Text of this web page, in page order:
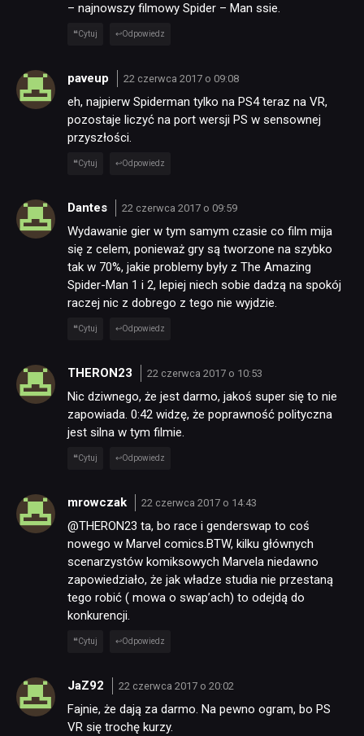
– najnowszy filmowy Spider – Man ssie.
Cytuj Odpowiedz
paveup 22 czerwca 2017 o 09:08
eh, najpierw Spiderman tylko na PS4 teraz na VR,
pozostaje liczyć na port wersji PS w sensownej
przyszłości.
Cytuj Odpowiedz
Dantes 22 czerwca 2017 o 09:59
Wydawanie gier w tym samym czasie co film mija
się z celem, ponieważ gry są tworzone na szybko
tak w 70%, jakie problemy były z The Amazing
Spider-Man 1 i 2, lepiej niech sobie dadzą na spokój
raczej nic z dobrego z tego nie wyjdzie.
Cytuj Odpowiedz
THERON23 22 czerwca 2017 o 10:53
Nic dziwnego, że jest darmo, jakoś super się to nie
zapowiada. 0:42 widzę, że poprawność polityczna
jest silna w tym filmie.
Cytuj Odpowiedz
mrowczak 22 czerwca 2017 o 14:43
@THERON23 ta, bo race i genderswap to coś
nowego w Marvel comics.BTW, kilku głównych
scenarzystów komiksowych Marvela niedawno
zapowiedziało, że jak władze studia nie przestaną
tego robić ( mowa o swap’ach) to odejdą do
konkurencji.
Cytuj Odpowiedz
JaZ92 22 czerwca 2017 o 20:02
Fajnie, że dają za darmo. Na pewno ogram, bo PS
VR się trochę kurzy.